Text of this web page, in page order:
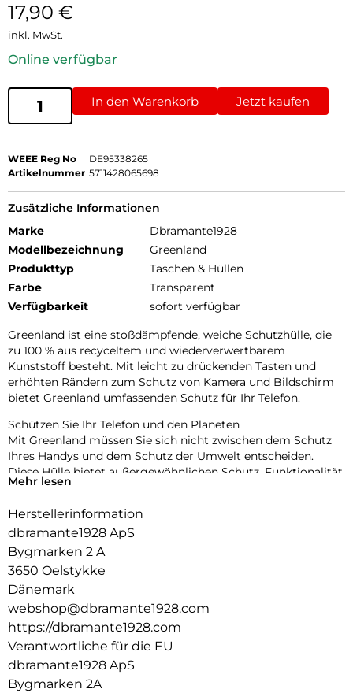
17,90 €
inkl. MwSt.
Online verfügbar
In den Warenkorb Jetzt kaufen
WEEE Reg No
DE95338265
Artikelnummer 5711428065698
Zusätzliche Informationen
Marke
Dbramante1928
Modellbezeichnung
Greenland
Produkttyp
Taschen & Hüllen
Farbe
Transparent
Verfügbarkeit
sofort verfügbar
Greenland ist eine stoßdämpfende, weiche Schutzhülle, die
zu 100 % aus recyceltem und wiederverwertbarem
Kunststoff besteht. Mit leicht zu drückenden Tasten und
erhöhten Rändern zum Schutz von Kamera und Bildschirm
bietet Greenland umfassenden Schutz für Ihr Telefon.
Schützen Sie Ihr Telefon und den Planeten
Mit Greenland müssen Sie sich nicht zwischen dem Schutz
Ihres Handys und dem Schutz der Umwelt entscheiden.
Diese Hülle bietet außergewöhnlichen Schutz, Funktionalität
und Design – bei gleichzeitiger Minimierung der
Hergestellt aus 100% recyceltem Kunststoff
Durch die Herstellung aus GRS-zertifizierten, recycelten
Materialien verhindert jede Greenland-Tasche, dass das
Gewicht von zwei Plastikflaschen in unseren Ozeanen und
auf Mülldeponien landet.
Aufprallschutz, auf den Sie sich verlassen können
Greenland wurde entwickelt, um Ihr Gerät vor Stürzen zu
schützen, und bietet Aufprallschutz aus 1,2 m Höhe. Erhöhte
Kanten schützen Ihre Kamera und Ihr Display vor
Beschädigungen.
Mehr lesen
Herstellerinformation
dbramante1928 ApS
Bygmarken 2 A
3650 Oelstykke
Dänemark
webshop@dbramante1928.com
https://dbramante1928.com
Verantwortliche für die EU
dbramante1928 ApS
Bygmarken 2A